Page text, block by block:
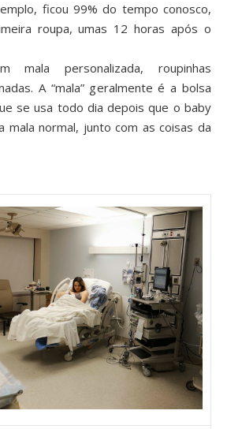
ficou 99% do tempo conosco,
roupa, umas 12 horas após o
mala personalizada, roupinhas
A “mala” geralmente é a bolsa
se usa todo dia depois que o baby
mala normal, junto com as coisas da